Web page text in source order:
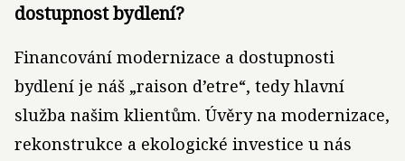
dostupnost bydlení?
Financování modernizace a dostupnosti
bydlení je náš „raison d’etre“, tedy hlavní
služba našim klientům. Úvěry na modernizace,
rekonstrukce a ekologické investice u nás